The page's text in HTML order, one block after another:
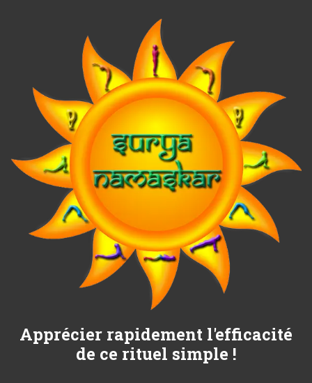
Apprécier rapidement l'efficacité
de ce rituel simple !